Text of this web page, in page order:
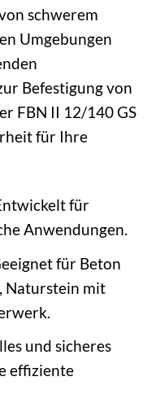
schwerem
Umgebungen
Befestigung von
FBN II 12/140 GS
für Ihre
für
Anwendungen.
für Beton
Naturstein mit
und sicheres
effiziente